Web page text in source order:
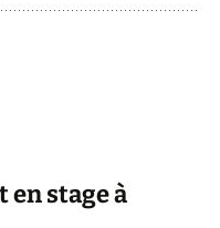
en stage à